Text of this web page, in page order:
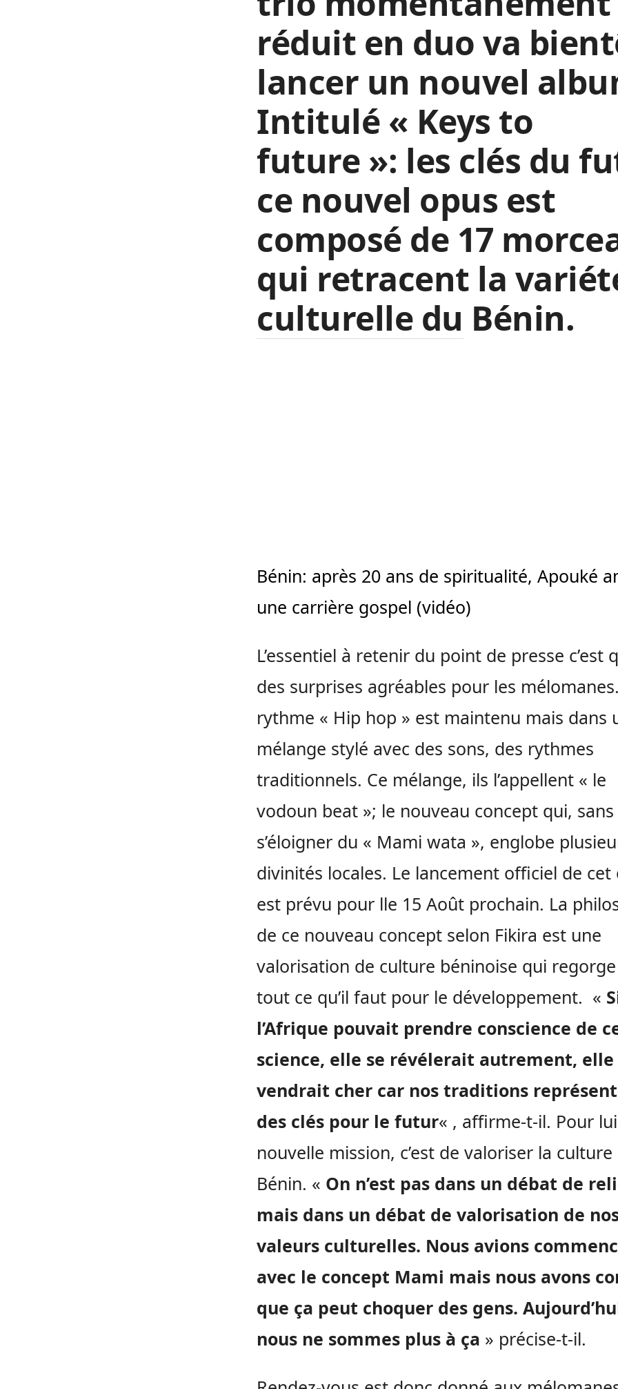
réduit en duo va
lancer un nouvel
Intitulé « Keys to
future »: les clés du
ce nouvel opus est
composé de 17
qui retracent la
culturelle du Bénin.
Bénin: après 20 ans de spiritualité, Apouké
une carrière gospel (vidéo)
L’essentiel à retenir du point de presse c’est
des surprises agréables pour les
rythme « Hip hop » est maintenu mais dans
mélange stylé avec des sons, des rythmes
traditionnels. Ce mélange, ils l’appellent « le
vodoun beat »; le nouveau concept qui,
s’éloigner du « Mami wata », englobe
divinités locales. Le lancement officiel de cet
est prévu pour lle 15 Août prochain. La
de ce nouveau concept selon Fikira est une
valorisation de culture béninoise qui
tout ce qu’il faut pour le développement. «
l’Afrique pouvait prendre conscience de
science, elle se révélerait autrement, elle
vendrait cher car nos traditions
des clés pour le futur« , affirme-t-il. Pour
nouvelle mission, c’est de valoriser la culture
Bénin. « On n’est pas dans un débat de
mais dans un débat de valorisation de
valeurs culturelles. Nous avions
avec le concept Mami mais nous avons
que ça peut choquer des gens.
nous ne sommes plus à ça » précise-t-il.